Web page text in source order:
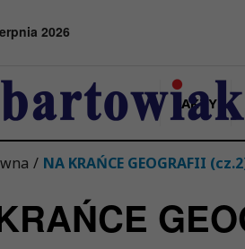
2026
FAKTY
/ NA KRAŃCE GEOGRAFII